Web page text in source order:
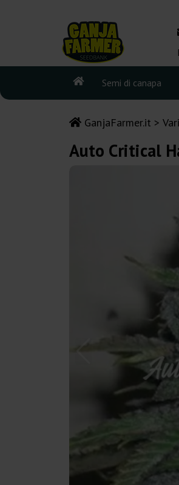
Semi di canapa
GanjaFarmer.it
Auto Critical